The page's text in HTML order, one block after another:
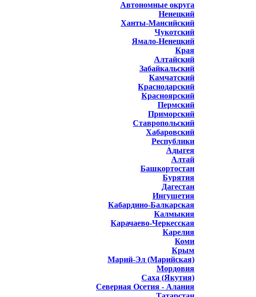
Автономные округа
Ненецкий
Ханты-Мансийский
Чукотский
Ямало-Ненецкий
Края
Алтайский
Забайкальский
Камчатский
Краснодарский
Красноярский
Пермский
Приморский
Ставропольский
Хабаровский
Республики
Адыгея
Алтай
Башкортостан
Бурятия
Дагестан
Ингушетия
Кабардино-Балкарская
Калмыкия
Карачаево-Черкесская
Карелия
Коми
Крым
Марий-Эл (Марийская)
Мордовия
Саха (Якутия)
Северная Осетия - Алания